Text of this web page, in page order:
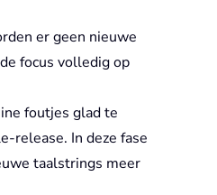
er geen nieuwe
focus volledig op
foutjes glad te
release. In deze fase
taalstrings meer